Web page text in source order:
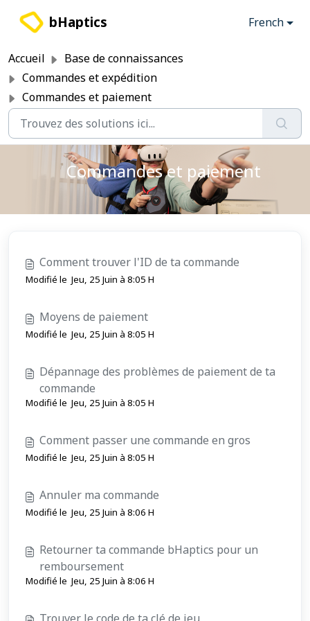
bHaptics French
Accueil
Base de connaissances
Commandes et expédition
Commandes et paiement
Commandes et paiement
Comment trouver l'ID de ta commande
Modifié le Jeu, 25 Juin à 8:05 H
Moyens de paiement
Modifié le Jeu, 25 Juin à 8:05 H
Dépannage des problèmes de paiement de ta
commande
Modifié le Jeu, 25 Juin à 8:05 H
Comment passer une commande en gros
Modifié le Jeu, 25 Juin à 8:05 H
Annuler ma commande
Modifié le Jeu, 25 Juin à 8:06 H
Retourner ta commande bHaptics pour un
remboursement
Modifié le Jeu, 25 Juin à 8:06 H